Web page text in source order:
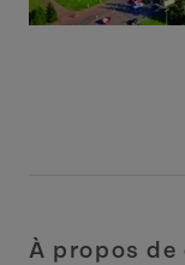
À propos